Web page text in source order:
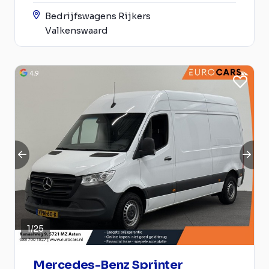
Bedrijfswagens Rijkers
Valkenswaard
1/25
Mercedes-Benz Sprinter